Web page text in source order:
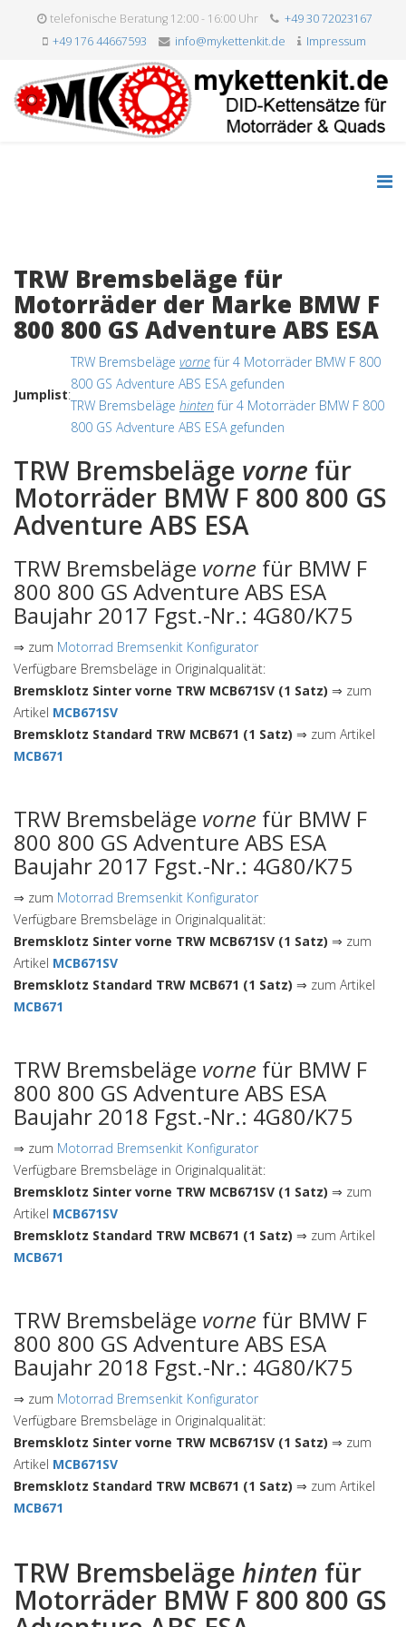
telefonische Beratung 12:00 - 16:00 Uhr
+49 30 72023167
+49 176 44667593
info@mykettenkit.de Impressum
TRW Bremsbeläge für
Motorräder der Marke BMW F
800 800 GS Adventure ABS ESA
Jumplist:
TRW Bremsbeläge vornefür 4 Motorräder BMW F 800
800 GS Adventure ABS ESA gefunden
TRW Bremsbeläge hinten für 4 Motorräder BMW F 800
800 GS Adventure ABS ESA gefunden
TRW Bremsbeläge vorne für
Motorräder BMW F 800 800 GS
Adventure ABS ESA
TRW Bremsbeläge vorne für BMW F
800 800 GS Adventure ABS ESA
Baujahr 2017 Fgst.-Nr.: 4G80/K75
⇒ zum Motorrad Bremsenkit Konfigurator
Verfügbare Bremsbeläge in Originalqualität:
Bremsklotz Sinter vorne TRW MCB671SV (1 Satz) ⇒ zum
Artikel MCB671SV
Bremsklotz Standard TRW MCB671 (1 Satz) ⇒ zum Artikel
MCB671
TRW Bremsbeläge vorne für BMW F
800 800 GS Adventure ABS ESA
Baujahr 2017 Fgst.-Nr.: 4G80/K75
⇒ zum Motorrad Bremsenkit Konfigurator
Verfügbare Bremsbeläge in Originalqualität:
Bremsklotz Sinter vorne TRW MCB671SV (1 Satz) ⇒ zum
Artikel MCB671SV
Bremsklotz Standard TRW MCB671 (1 Satz) ⇒ zum Artikel
MCB671
TRW Bremsbeläge vorne für BMW F
800 800 GS Adventure ABS ESA
Baujahr 2018 Fgst.-Nr.: 4G80/K75
⇒ zum Motorrad Bremsenkit Konfigurator
Verfügbare Bremsbeläge in Originalqualität:
Bremsklotz Sinter vorne TRW MCB671SV (1 Satz) ⇒ zum
Artikel MCB671SV
Bremsklotz Standard TRW MCB671 (1 Satz) ⇒ zum Artikel
MCB671
TRW Bremsbeläge vorne für BMW F
800 800 GS Adventure ABS ESA
Baujahr 2018 Fgst.-Nr.: 4G80/K75
⇒ zum Motorrad Bremsenkit Konfigurator
Verfügbare Bremsbeläge in Originalqualität:
Bremsklotz Sinter vorne TRW MCB671SV (1 Satz) ⇒ zum
Artikel MCB671SV
Bremsklotz Standard TRW MCB671 (1 Satz) ⇒ zum Artikel
MCB671
TRW Bremsbeläge hinten für
Motorräder BMW F 800 800 GS